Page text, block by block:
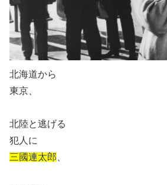
北海道から
東京、
北陸と逃げる
犯人に
三國連太郎